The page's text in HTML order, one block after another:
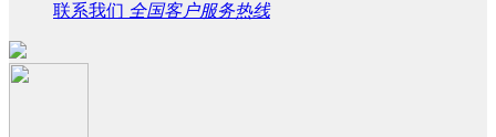
联系我们 全国客户服务热线